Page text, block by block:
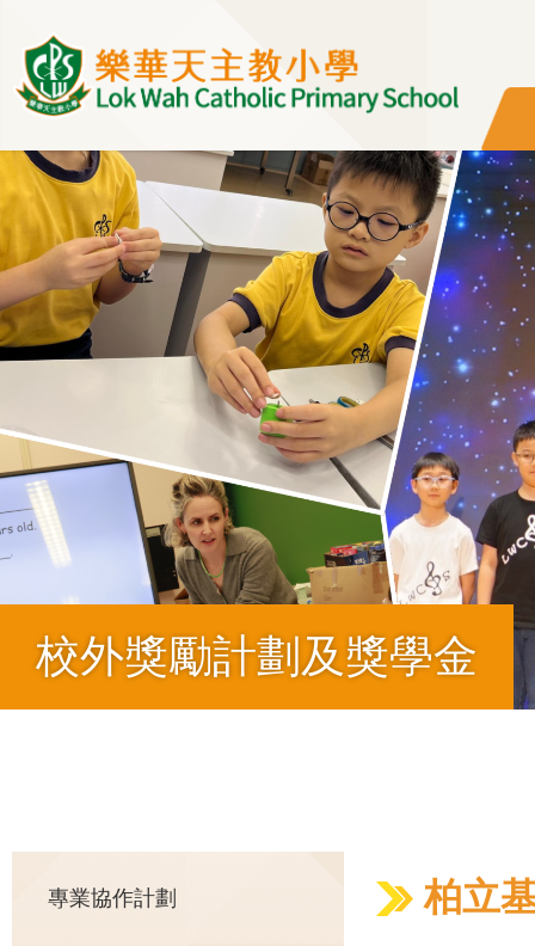
校外獎勵計劃及獎學金
航
柏立
Main
專業協作計劃